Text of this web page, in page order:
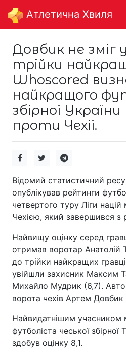
Aтлетична Хвиля
Довбик не зміг
трійки
Whoscored
найкращого
збірної
проти Чехії.
Відомий статистичний
опублікував рейтинги
четвертого туру Ліги
Чехією, який завершився з
Найвищу оцінку серед
отримав воротар Анатолій
до трійки найкращих
увійшли захисник Максим
Михайло Мудрик (6,7).
ворота чехів Артем
Найвидатнішим учасником
футболіста чеської
здобув оцінку 8,1.